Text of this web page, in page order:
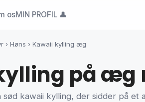
osMIN PROFIL 👤
› Høns › Kawaii kylling æg
på
kawaii kylling, der sidder på